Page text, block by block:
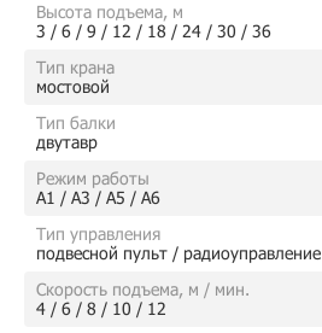
Высота подъема, м
3 / 6 / 9 / 12 / 18 / 24 / 30 / 36
Тип крана
мостовой
Тип балки
двутавр
Режим работы
А1 / А3 / А5 / А6
Тип управления
подвесной пульт / радиоуправление
Скорость подъема, м / мин.
4 / 6 / 8 / 10 / 12